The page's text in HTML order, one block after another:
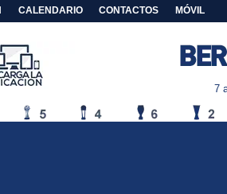
CALENDARIO CONTACTOS MÓVIL
7